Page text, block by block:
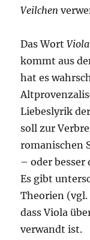
Veilchen
Das WortViola
kommt aus
hat es
Liebeslyrik
soll zur
romanischen
– oder besser
Es gibt
Theorien (vgl.
dass Viola
verwandt ist.